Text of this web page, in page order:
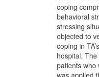
coping
behavioral
stressing
objected to
coping in
hospital.
patients who
was applied